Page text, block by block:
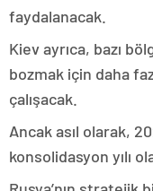
faydalanacak.
Kiev ayrıca, bazı
bozmak için daha
çalışacak.
Ancak asıl olarak,
konsolidasyon yılı